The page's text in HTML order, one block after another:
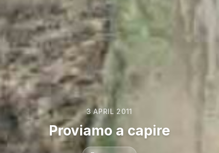
3 APRIL 2011
Proviamo a capire